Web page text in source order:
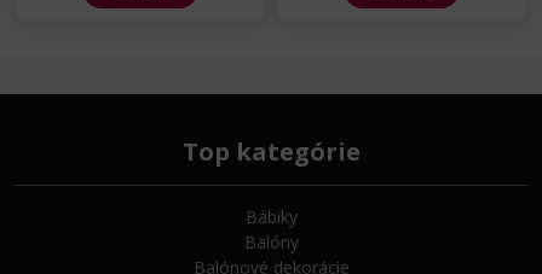
Top kategórie
Bábiky
Balóny
Balónové dekorácie